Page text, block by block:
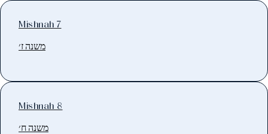
Mishnah 7
משנה ז׳
Mishnah 8
משנה ח׳